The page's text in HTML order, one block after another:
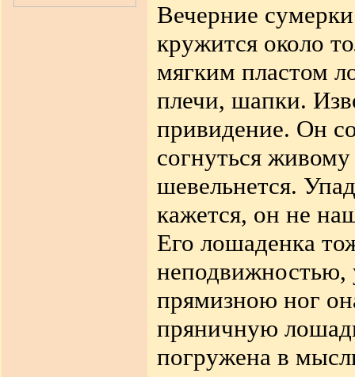
Вечерние
кружится около
мягким пластом
плечи, шапки.
привидение. Он
согнуться
шевельнется.
кажется, он не
Его лошаденка
неподвижностью,
прямизною ног
пряничную
погружена в